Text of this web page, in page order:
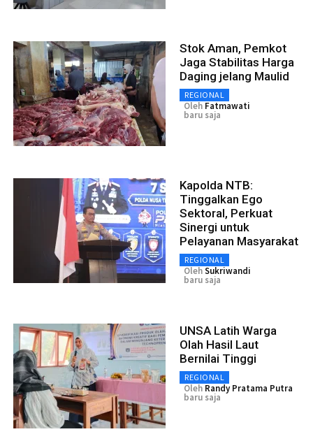
Stok Aman, Pemkot
Jaga Stabilitas Harga
Daging jelang Maulid
REGIONAL
Oleh Fatmawati
baru saja
Kapolda NTB:
Tinggalkan Ego
Sektoral, Perkuat
Sinergi untuk
Pelayanan Masyarakat
REGIONAL
OlehSukriwandi
baru saja
UNSA Latih Warga
Olah Hasil Laut
Bernilai Tinggi
REGIONAL
Oleh Randy Pratama Putra
baru saja